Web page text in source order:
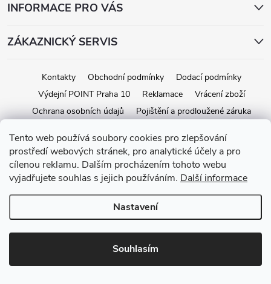
Tento web používá soubory cookies pro zlepšování
prostředí webových stránek, pro analytické účely a pro
cílenou reklamu. Dalším procházením tohoto webu
vyjadřujete souhlas s jejich používáním. Další informace
Nastavení
Souhlasím
INFORMACE PRO VÁS
ZÁKAZNICKÝ SERVIS
Kontakty Obchodní podmínky
Dodací podmínky
Výdejní POINT Praha 10
Reklamace
Vrácení zboží
Ochrana osobních údajů
Pojištění a prodloužené záruka
Vytvořil Shoptet
Copyright 2026iStage.cz. Všechna práva vyhrazena.Upravit nastavení
cookies